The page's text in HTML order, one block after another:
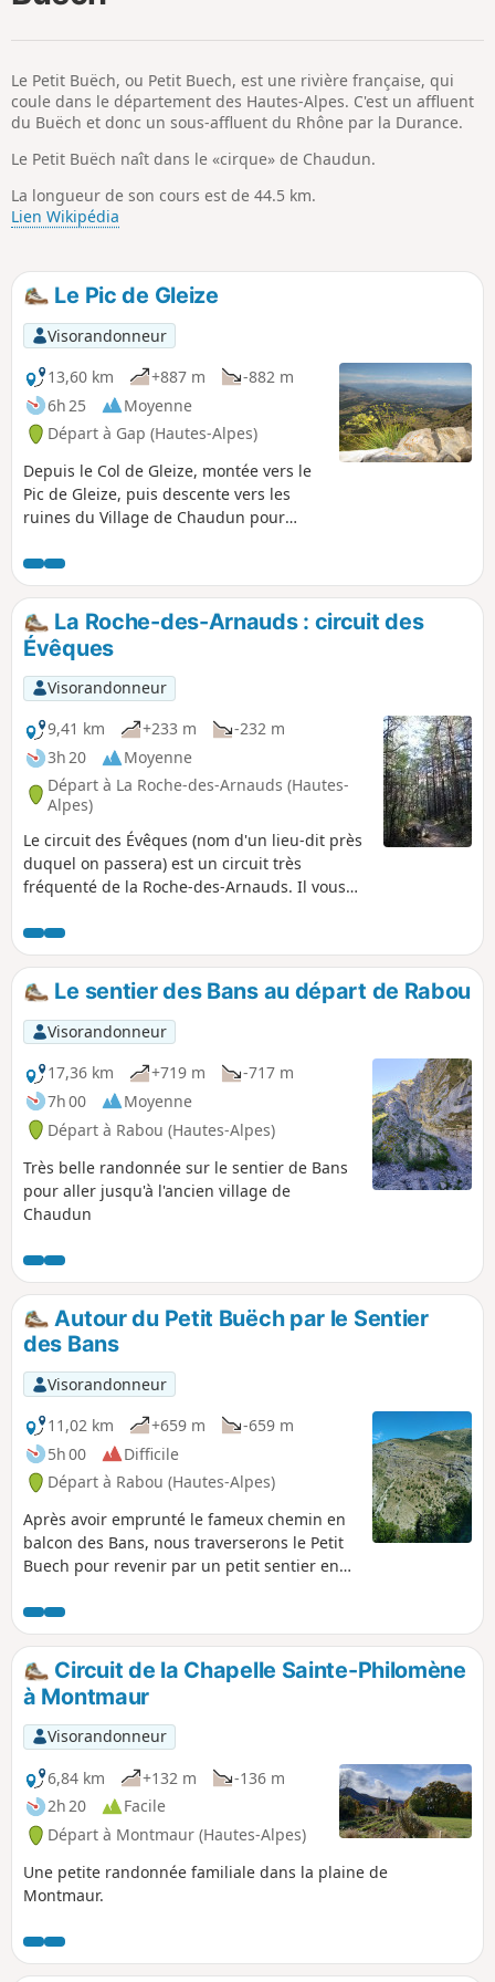
Le Petit Buëch, ou Petit Buech, est une rivière française, qui
coule dans le département des Hautes-Alpes. C'est un affluent
du Buëch et donc un sous-affluent du Rhône par la Durance.
Le Petit Buëch naît dans le «cirque» de Chaudun.
La longueur de son cours est de 44.5 km.
Lien Wikipédia
Le Pic de Gleize
Visorandonneur
13,60 km
+887 m
-882 m
6h 25
Moyenne
Départ à Gap (Hautes-Alpes)
Depuis le Col de Gleize, montée vers le
Pic de Gleize, puis descente vers les
ruines du Village de Chaudun pour
La Roche-des-Arnauds : circuit des
Évêques
Visorandonneur
9,41 km
+233 m
-232 m
3h 20
Moyenne
Départ à La Roche-des-Arnauds (Hautes-
Alpes)
Le circuit des Évêques (nom d'un lieu-dit près
duquel on passera) est un circuit très
fréquenté de la Roche-des-Arnauds. Il vous
câbles et le plateau de Corréo avec des vues
intéressantes sur la Tête de Clappe, le Pic de
Bure et le Pic de Ceüze. Ce circuit est aussi
sélectionné comme circuit VTT.
Le sentier des Bans au départ de Rabou
Visorandonneur
17,36 km
+719 m
-717 m
7h 00
Moyenne
Départ à Rabou (Hautes-Alpes)
Très belle randonnée sur le sentier de Bans
pour aller jusqu'à l'ancien village de
Chaudun
Autour du Petit Buëch par le Sentier
des Bans
Visorandonneur
11,02 km
+659 m
-659 m
5h 00
Difficile
Départ à Rabou (Hautes-Alpes)
Après avoir emprunté le fameux chemin en
balcon des Bans, nous traverserons le Petit
Buech pour revenir par un petit sentier en
Rabou par un petit pont romain. Quelques
passages délicats sur les balcons, surtout au
retour. C'est là où est la difficulté. Personnes
ayant peur du vide s'abstenir.
Circuit de la Chapelle Sainte-Philomène
à Montmaur
Visorandonneur
6,84 km
+132 m
-136 m
2h 20
Facile
Départ à Montmaur (Hautes-Alpes)
Une petite randonnée familiale dans la plaine de
Montmaur.